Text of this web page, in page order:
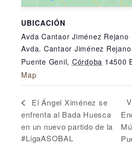
UBICACIÓN
Avda Cantaor Jiménez Rejano
Avda. Cantaor Jiménez Rejano
Puente Genil, Córdoba 14500
Map
El Ángel Ximénez se
enfrenta al Bada Huesca
en un nuevo partido de la
#LigaASOBAL